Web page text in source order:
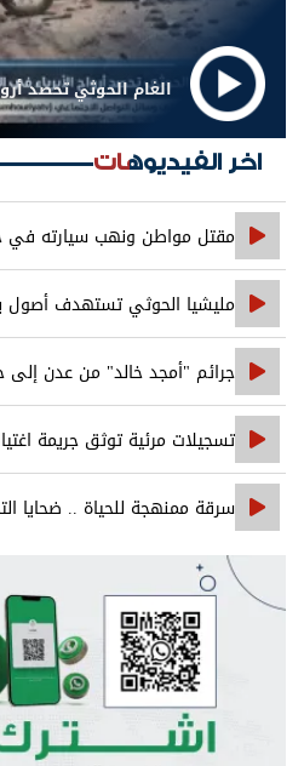
الغام الحوثي تحصد
اخر الفيديوهات
مقتل مواطن ونهب سيارته في
مليشيا الحوثي تستهدف أصول
صنعاء
جرائم "أمجد خالد" من عدن
تسجيلات مرئية توثق جريمة
سرقة ممنهجة للحياة .. ضحايا